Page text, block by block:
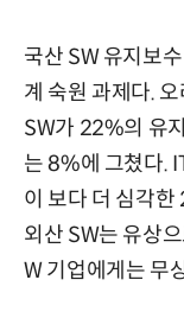
국산 SW 유지보
계 숙원 과제다.
SW가 22%의 유
는 8%에 그쳤다.
이 보다 더 심각
외산 SW는 유상
W 기업에게는 무